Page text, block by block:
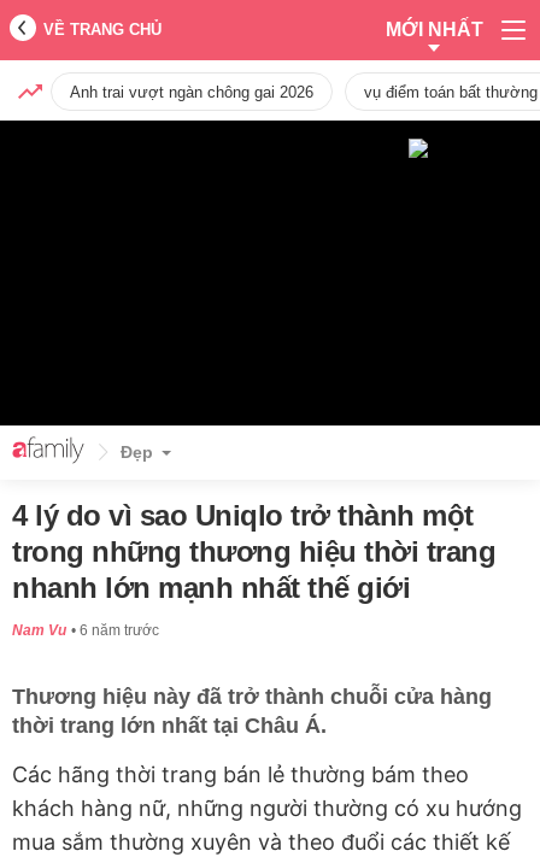
VỀ TRANG CHỦ MỚI NHẤT
Anh trai vượt ngàn chông gai 2026 vụ điểm toán bất
Đẹp
4 lý do vì sao Uniqlo trở thành một
trong những thương hiệu thời trang
nhanh lớn mạnh nhất thế giới
Nam Vu 6 năm trước
Thương hiệu này đã trở thành chuỗi cửa hàng
thời trang lớn nhất tại Châu Á.
Các hãng thời trang bán lẻ thường bám theo
khách hàng nữ, những người thường có xu hướng
mua sắm thường xuyên và theo đuổi các thiết kế